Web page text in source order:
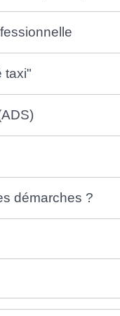
taxi"
démarches ?